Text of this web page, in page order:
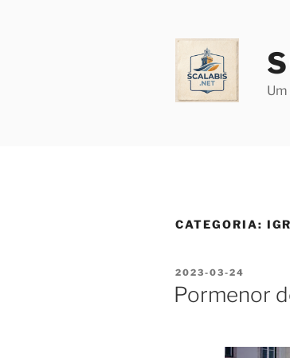
CATEGORIA:
PUBLICADO
EM
2023-03-24
Pormenor